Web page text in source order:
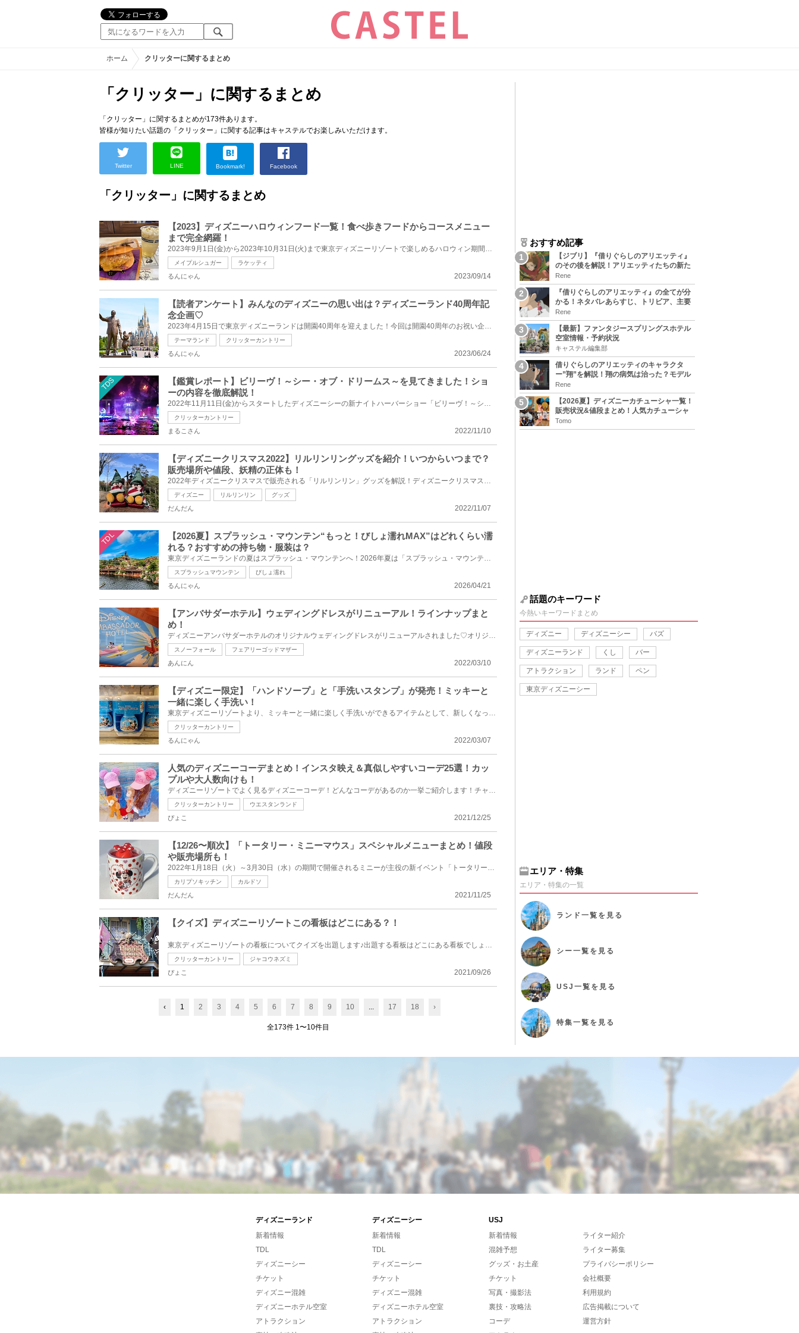
ホーム クリッターに関するまとめ
「クリッター」に関するまとめ
「クリッター」に関するまとめが173件あります。
皆様が知りたい話題の「クリッター」に関する記事はキャステルでお楽しみいただけます。
Twitter LINE Bookmark! Facebook
「クリッター」に関するまとめ
【2023】ディズニーハロウィンフード一覧！食べ歩きフードからコースメニュー
まで完全網羅！
2023年9月1日(金)から2023年10月31日(火)まで東京ディズニーリゾートで楽しめるハロウィン期間限定フー...
メイプルシュガー ラケッティ
2023/09/14
るんにゃん
【読者アンケート】みんなのディズニーの思い出は？ディズニーランド40周年記
念企画♡
2023年4月15日で東京ディズニーランドは開園40周年を迎えました！今回は開園40周年のお祝い企画として、...
テーマランド クリッターカントリー
2023/06/24
るんにゃん
TDS
【鑑賞レポート】ビリーヴ！～シー・オブ・ドリームス～を見てきました！ショ
ーの内容を徹底解説！
2022年11月11日(金)からスタートしたディズニーシーの新ナイトハーバーショー「ビリーヴ！～シー・オブ...
クリッターカントリー
2022/11/10
まるこさん
【ディズニークリスマス2022】リルリンリングッズを紹介！いつからいつまで？
販売場所や値段、妖精の正体も！
2022年ディズニークリスマスで販売される「リルリンリン」グッズを解説！ディズニークリスマスを彩る妖...
ディズニー リルリンリン グッズ
2022/11/07
だんだん
TDL
【2026夏】スプラッシュ・マウンテン“もっと！びしょ濡れMAX”はどれくらい濡
れる？おすすめの持ち物・服装は？
東京ディズニーランドの夏はスプラッシュ・マウンテンへ！2026年夏は「スプラッシュ・マウンテン“もっと...
スプラッシュマウンテン びしょ濡れ
2026/04/21
るんにゃん
【アンバサダーホテル】ウェディングドレスがリニューアル！ラインナップまと
め！
ディズニーアンバサダーホテルのオリジナルウェディングドレスがリニューアルされました♡オリジナルウェ...
スノーフォール フェアリーゴッドマザー
2022/03/10
あんにん
【ディズニー限定】「ハンドソープ」と「手洗いスタンプ」が発売！ミッキーと
一緒に楽しく手洗い！
東京ディズニーリゾートより、ミッキーと一緒に楽しく手洗いができるアイテムとして、新しくなった「ハ...
クリッターカントリー
2022/03/07
るんにゃん
人気のディズニーコーデまとめ！インスタ映え＆真似しやすいコーデ25選！カッ
プルや大人数向けも！
ディズニーリゾートでよく見るディズニーコーデ！どんなコーデがあるのか一挙ご紹介します！チャレンジ...
クリッターカントリー ウエスタンランド
2021/12/25
ぴょこ
【12/26〜順次】「トータリー・ミニーマウス」スペシャルメニューまとめ！値段
や販売場所も！
2022年1月18日（火）～3月30日（水）の期間で開催されるミニーが主役の新イベント「トータリー・ミニー...
カリプソキッチン カルドソ
2021/11/25
だんだん
【クイズ】ディズニーリゾートこの看板はどこにある？！
東京ディズニーリゾートの看板についてクイズを出題します♪出題する看板はどこにある看板でしょうか！ど...
クリッターカントリー ジャコウネズミ
2021/09/26
ぴょこ
‹ 1 2 3 4 5 6 7 8 9 10 ... 17 18 ›
全173件 1〜10件目
おすすめ記事
【ジブリ】『借りぐらしのアリエッティ』
のその後を解説！アリエッティたちの新た
な住処は？翔の病気は治る？
Rene
『借りぐらしのアリエッティ』の全てが分
かる！ネタバレあらすじ、トリビア、主要
キャラまとめ！
Rene
【最新】ファンタジースプリングスホテル
空室情報・予約状況
キャステル編集部
借りぐらしのアリエッティのキャラクタ
ー”翔”を解説！翔の病気は治った？モデル
は誰？
Rene
【2026夏】ディズニーカチューシャ一覧！
販売状況&値段まとめ！人気カチューシャ
をチェック
Tomo
話題のキーワード
今熱いキーワードまとめ
ディズニー ディズニーシー バズ
ディズニーランド くし バー
アトラクション ランド ペン
東京ディズニーシー
エリア・特集
エリア・特集の一覧
ランド 一覧を見る
シー一覧を見る
USJ 一覧を見る
特集一覧を見る
ディズニーランド ディズニーシー
USJ
新着情報
TDL
ディズニーシー
チケット
ディズニー混雑
ディズニーホテル空室
アトラクション
新着情報
TDL
ディズニーシー
チケット
ディズニー混雑
ディズニーホテル空室
アトラクション
新着情報
混雑予想
グッズ・お土産
チケット
写真・撮影法
裏技・攻略法
コーデ
ライター紹介
ライター募集
プライバシーポリシー
会社概要
利用規約
広告掲載について
運営方針